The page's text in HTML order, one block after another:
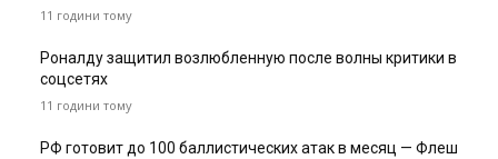
11 години тому
Роналду защитил возлюбленную после волны критики в
соцсетях
11 години тому
РФ готовит до 100 баллистических атак в месяц — Флеш